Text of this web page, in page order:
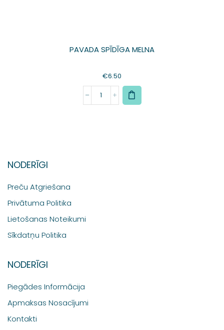
PAVADA SPĪDĪGA MELNA
€6.50
NODERĪGI
Preču Atgriešana
Privātuma Politika
Lietošanas Noteikumi
Sīkdatņu Politika
NODERĪGI
Piegādes Informācija
Apmaksas Nosacījumi
Kontakti